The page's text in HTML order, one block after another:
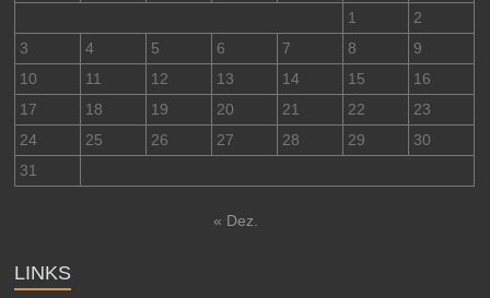
1
2
3
4 5 6 7 8
9
10
11 12 13 14 15
16
17
18 19 20 21 22
23
24
25 26 27 28 29
30
31
« Dez.
LINKS